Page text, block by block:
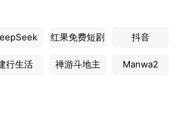
红果免费短剧 抖音
行生活 禅游斗地主 Manwa2